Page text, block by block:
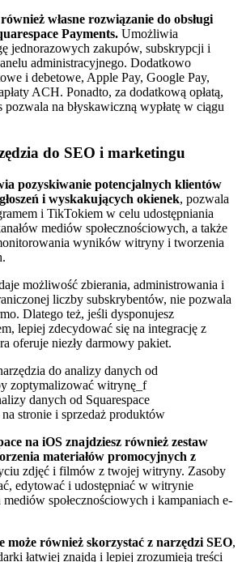
własne rozwiązanie do obsługi
Payments. Umożliwia
jednorazowych zakupów, subskrypcji i
administracyjnego. Dodatkowo
i debetowe, Apple Pay, Google Pay,
ACH. Ponadto, za dodatkową opłatą,
pozwala na błyskawiczną wypłatę w ciągu
do SEO i marketingu
pozyskiwanie potencjalnych klientów
i wyskakujących okienek, pozwala
i TikTokiem w celu udostępniania
mediów społecznościowych, a także
wyników witryny i tworzenia
możliwość zbierania, administrowania i
liczby subskrybentów, nie pozwala
Dlatego też, jeśli dysponujesz
lepiej zdecydować się na integrację z
oferuje niezły darmowy pakiet.
danych od Squarespace
stronie i sprzedaż produktów
na iOS znajdziesz również zestaw
materiałów promocyjnych z
zdjęć i filmów z twojej witryny. Zasoby
edytować i udostępniać w witrynie
mediów społecznościowych i kampaniach e-
może również skorzystać z narzędzi SEO,
łatwiej znajdą i lepiej zrozumieją treści